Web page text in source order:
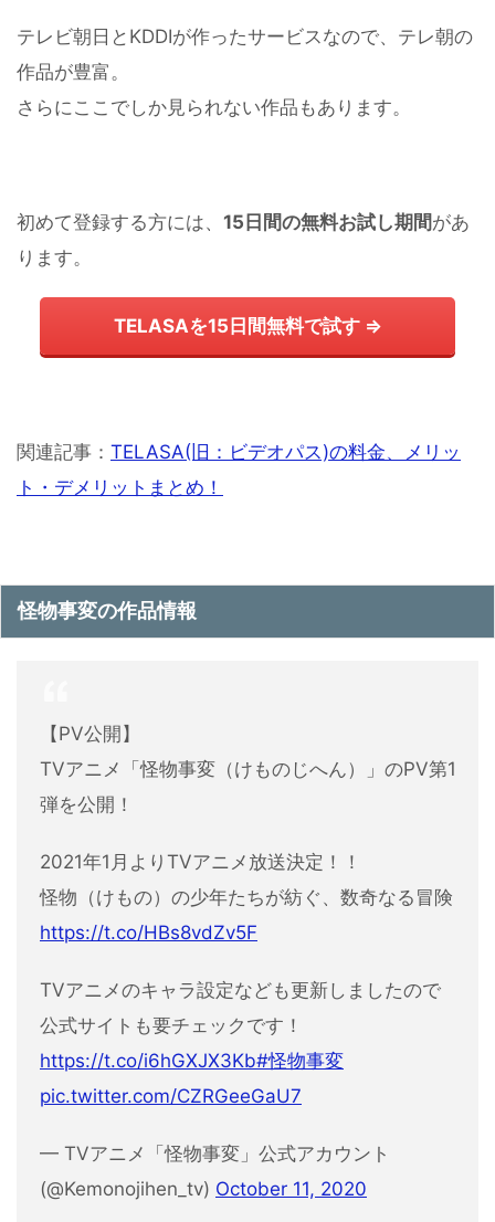
テレビ朝日とKDDIが作ったサービスなので、テレ朝の
作品が豊富。
さらにここでしか見られない作品もあります。
初めて登録する方には、 15日間の無料お試し期間があ
ります。
TELASAを15日間無料で試す ⇒
関連記事： TELASA(旧：ビデオパス)の料金、メリッ
ト・デメリットまとめ！
怪物事変の作品情報
【PV公開】
TVアニメ「怪物事変（けものじへん）」のPV第1
弾を公開！
2021年1月よりTVアニメ放送決定！！
怪物（けもの）の少年たちが紡ぐ、数奇なる冒険
https://t.co/HBs8vdZv5F
TVアニメのキャラ設定なども更新しましたので
公式サイトも要チェックです！
https://t.co/i6hGXJX3Kb#怪物事変
pic.twitter.com/CZRGeeGaU7
— TVアニメ「怪物事変」公式アカウント
(@Kemonojihen_tv) October 11, 2020